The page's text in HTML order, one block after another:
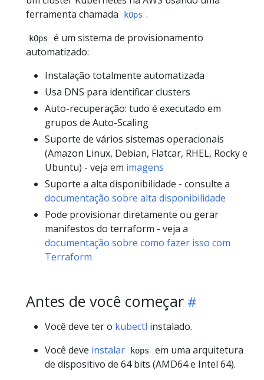
ferramenta chamada
kOps .
kOps
é um sistema de provisionamento
automatizado:
Instalação totalmente automatizada
Usa DNS para identificar clusters
Auto-recuperação: tudo é executado em
grupos de Auto-Scaling
Suporte de vários sistemas operacionais
(Amazon Linux, Debian, Flatcar, RHEL, Rocky e
Ubuntu) - veja em imagens
Suporte a alta disponibilidade - consulte a
documentação sobre alta disponibilidade
Pode provisionar diretamente ou gerar
manifestos do terraform - veja a
documentação sobre como fazer isso com
Terraform
Antes de você começar
Você deve ter o kubectl instalado.
Você deve instalar kops
em uma arquitetura
de dispositivo de 64 bits (AMD64 e Intel 64).